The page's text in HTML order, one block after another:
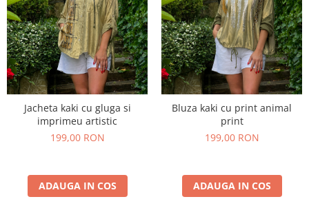
Jacheta kaki cu gluga si
imprimeu artistic
199,00 RON
ADAUGA IN COS
Bluza kaki cu print animal
print
199,00 RON
ADAUGA IN COS